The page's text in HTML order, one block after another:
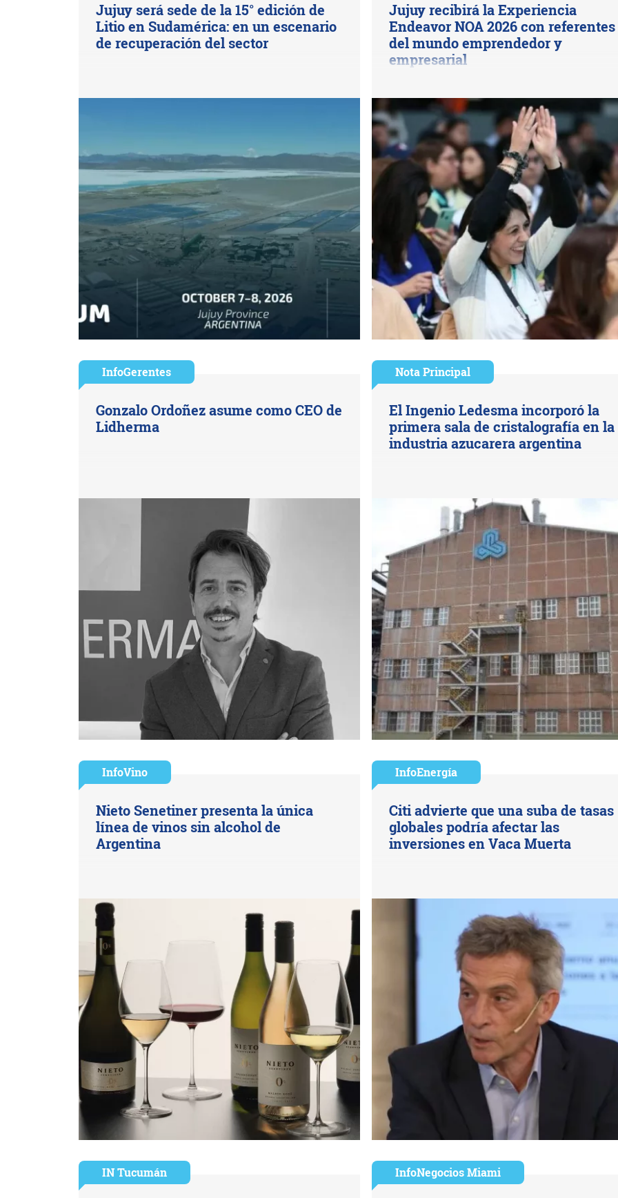
Jujuy será sede de la 15° edición de
Litio en Sudamérica: en un escenario
de recuperación del sector
Jujuy recibirá la Experiencia
Endeavor NOA 2026 con referentes
del mundo emprendedor y
empresarial
InfoGerentes
Gonzalo Ordoñez asume como CEO de
Lidherma
Nota Principal
El Ingenio Ledesma incorporó la
primera sala de cristalografía en la
industria azucarera argentina
InfoVino
Nieto Senetiner presenta la única
línea de vinos sin alcohol de
Argentina
InfoEnergía
Citi advierte que una suba de tasas
globales podría afectar las
inversiones en Vaca Muerta
IN Tucumán InfoNegocios Miami